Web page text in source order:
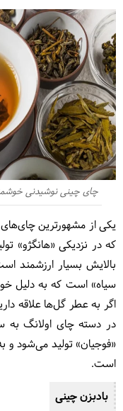
چای چینی نوشیدنی
یکی از مشهورترین
که در نزدیکی «هانگژو»
بالایش بسیار ارزشمند
سیاه» است که به دلیل
اگر به عطر گل‌ها علاقه
«فوجیان» تولید می‌شود و
است.
بادبزن چینی